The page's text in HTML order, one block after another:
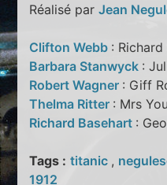
Réalisé parJean
Clifton Webb :
Barbara Stanwyck :
Robert Wagner : Giff
Thelma Ritter : Mrs
Richard Basehart :
Tags : titanic ,
1912